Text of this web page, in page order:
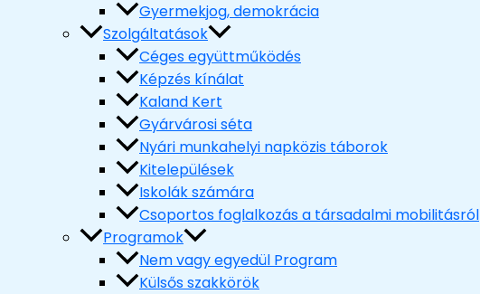
Gyermekjog, demokrácia
Szolgáltatások
Céges együttműködés
Képzés kínálat
Kaland Kert
Gyárvárosi séta
Nyári munkahelyi napközis táborok
Kitelepülések
Iskolák számára
Csoportos foglalkozás a társadalmi mobilitásról
Programok
Nem vagy egyedül Program
Külsős szakkörök